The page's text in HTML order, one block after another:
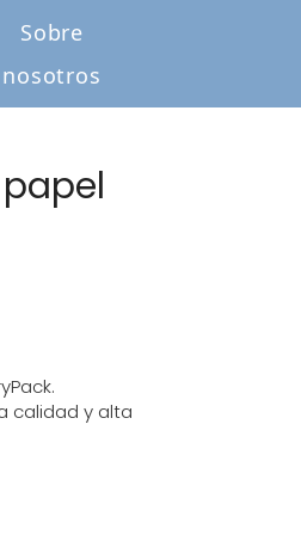
Sobre
nosotros
calidad y alta